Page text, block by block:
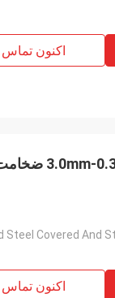
اکنون تماس
Steel Covered And
اکنون تماس